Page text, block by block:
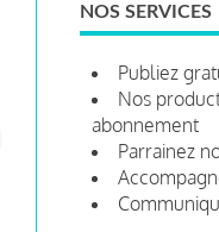
NOS SERVICES
Publiez
Nos
abonnement
Parrainez